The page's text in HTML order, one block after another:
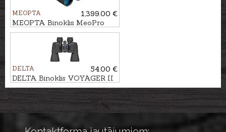
MEOPTA
1,399.00 €
MEOPTA Binoklis MeoPro
Optika LR 10x42 HD ar
DELTA
54.00 €
DELTA Binoklis VOYAGER II
20x50